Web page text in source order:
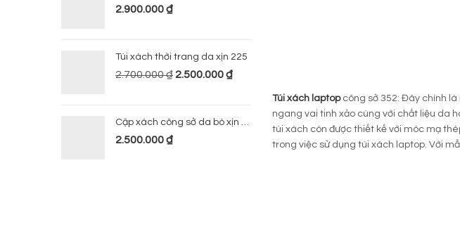
Túi xách laptop công sở 352: Đây chính
ngang vai tinh xảo cùng với chất liệu da
túi xách còn được thiết kế với móc mạ
trong việc sử dụng túi xách laptop. Với
2.900.000₫
Túi xách thời trang da xịn 225
2.700.000₫ 2.500.000₫
Cặp xách công sở da bò xịn 224
2.500.000₫